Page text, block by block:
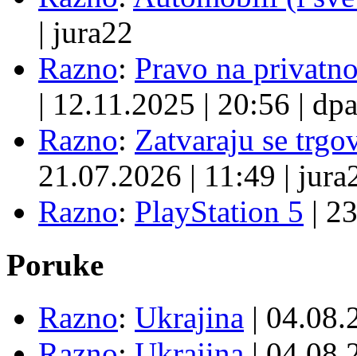
| jura22
Razno: Pravo na
| 12.11.2025 | 20:56 |
Razno: Zatvaraju se
21.07.2026 | 11:49 |
Razno: PlayStation 5 |
Poruke
Razno: Ukrajina |